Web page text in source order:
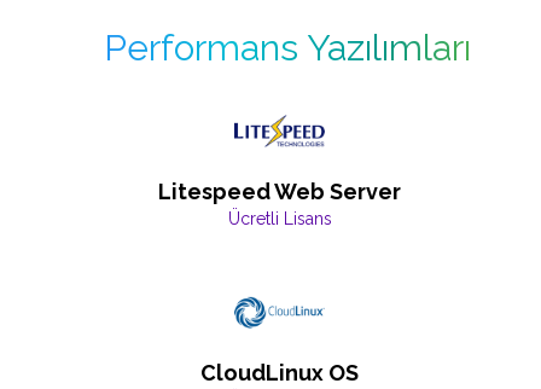
Performans Yazılımları
Litespeed Web Server
Ücretli Lisans
CloudLinux OS